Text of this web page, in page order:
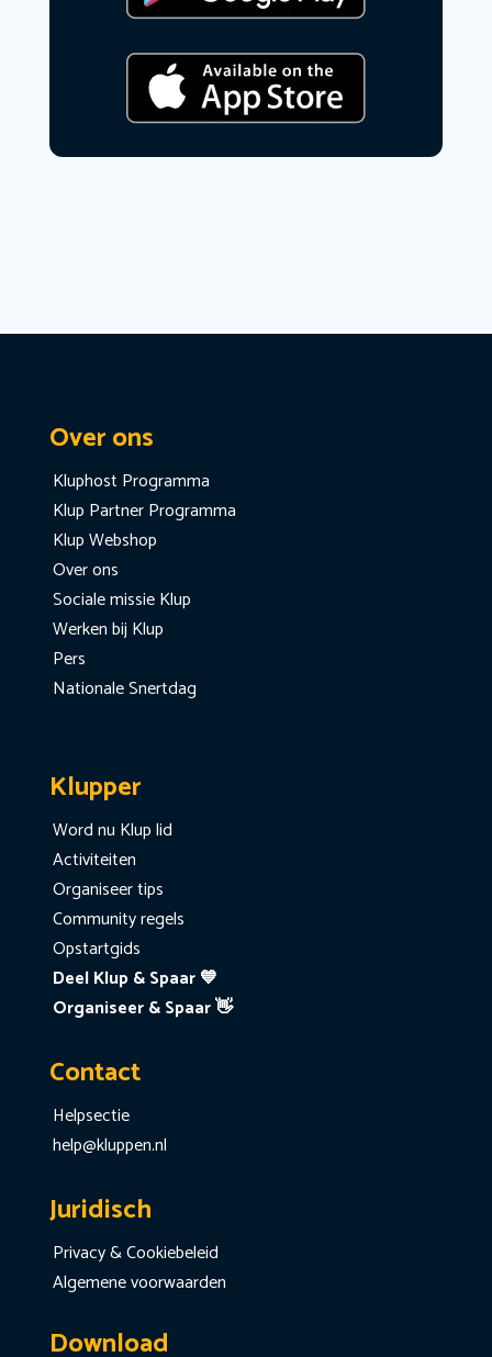
Over ons
Kluphost Programma
Klup Partner Programma
Klup Webshop
Over ons
Sociale missie Klup
Werken bij Klup
Pers
Nationale Snertdag
Klupper
Word nu Klup lid
Activiteiten
Organiseer tips
Community regels
Opstartgids
Deel Klup & Spaar 💙
Organiseer & Spaar 👋
Contact
Helpsectie
help@kluppen.nl
Juridisch
Privacy & Cookiebeleid
Algemene voorwaarden
Download